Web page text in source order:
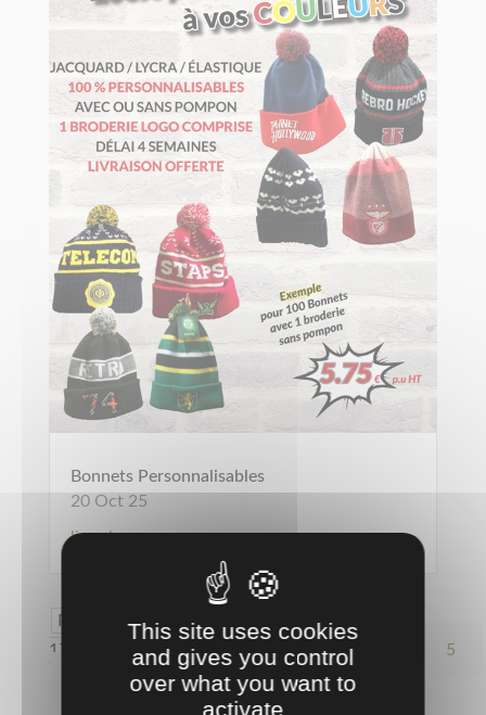
Bonnets Personnalisables
20 Oct 25
lire plus
Page 2 sur
17
1 2 3
5
… » Dernière page »
This site uses cookies
and gives you control
over what you want to
activate